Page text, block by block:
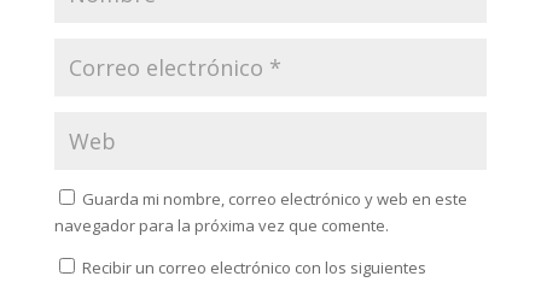
Guarda mi nombre, correo electrónico y web en este
navegador para la próxima vez que comente.
Recibir un correo electrónico con los siguientes